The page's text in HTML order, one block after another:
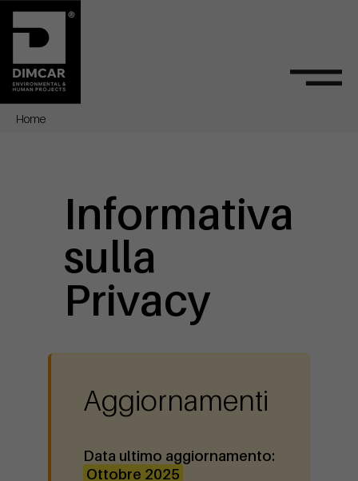
Home
Informativa
sulla
Privacy
Aggiornamenti
Data ultimo aggiornamento:
Ottobre 2025